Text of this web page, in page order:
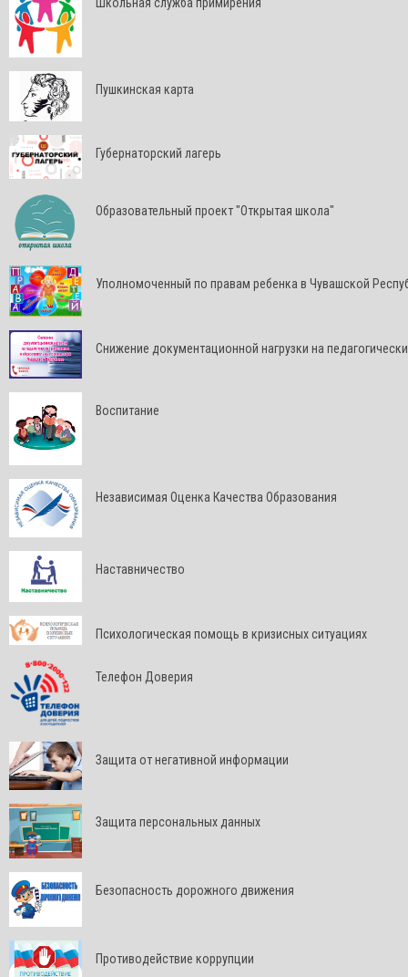
Пушкинская карта
Губернаторский лагерь
Образовательный проект "Открытая школа"
Уполномоченный по правам ребенка в Чувашской
Снижение документационной нагрузки на
Воспитание
Независимая Оценка Качества Образования
Наставничество
Психологическая помощь в кризисных ситуациях
Телефон Доверия
Защита от негативной информации
Защита персональных данных
Безопасность дорожного движения
Противодействие коррупции